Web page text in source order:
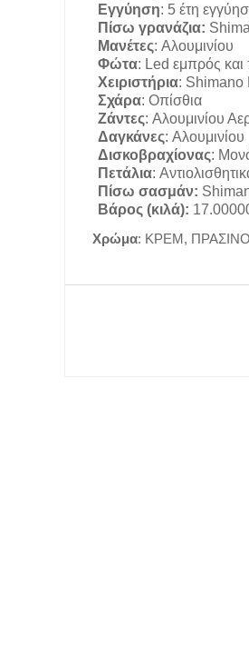
Εγγύηση: 5 έτη
Πίσω γρανάζια:
Μανέτες: Αλουμινίου
Φώτα: Led εμπρός
Χειριστήρια: Shimano
Σχάρα: Οπίσθια
Ζάντες: Αλουμινίου
Δαγκάνες: Αλουμινίου
Δισκοβραχίονας:
Πετάλια:
Πίσω σασμάν:
Βάρος (κιλά):
Χρώμα: ΚΡΕΜ, ΠΡΑΣΙΝΟ